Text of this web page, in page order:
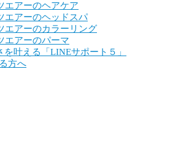
エアーのヘアケア
エアーのヘッドスパ
エアーのカラーリング
エアーのパーマ
を叶える「LINEサポート５」
方へ